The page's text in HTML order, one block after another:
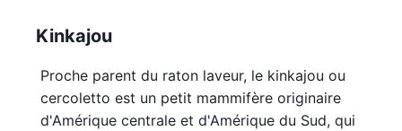
Kinkajou
Proche parent du raton laveur, le kinkajou ou
cercoletto est un petit mammifère originaire
d'Amérique centrale et d'Amérique du Sud, qui